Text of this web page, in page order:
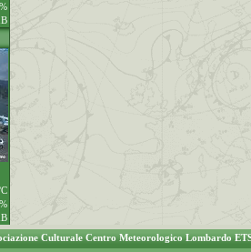
Culturale Centro Meteorologico Lombardo